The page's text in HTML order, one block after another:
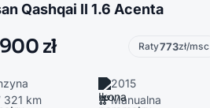
Qashqai II 1.6 Acenta
zł Raty773zł/msc
2015
321 km
Manualna